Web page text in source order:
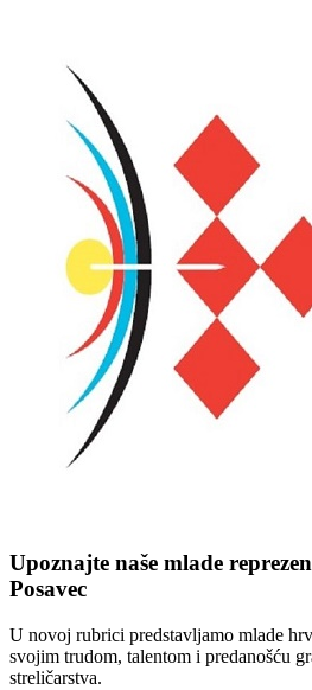
Upoznajte naše mlade
Posavec
U novoj rubrici predstavljamo mlade
svojim trudom, talentom i predanošću
streličarstva.